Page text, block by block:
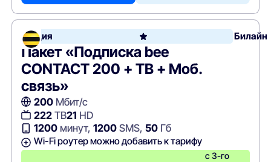
Акция Билайн
Пакет «Подписка bee
CONTACT 200 + ТВ + Моб.
связь»
200Мбит/с
222ТВ21 HD
1200минут, 1200SMS, 50Гб
Wi-Fi роутер можно добавить к тарифу
с 3-го